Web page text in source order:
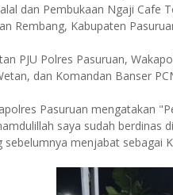
dan Pembukaan Ngaji Cafe
Rembang, Kabupaten
PJU Polres Pasuruan,
dan Komandan Banser
Pasuruan mengatakan
saya sudah berdinas
sebelumnya menjabat sebagai